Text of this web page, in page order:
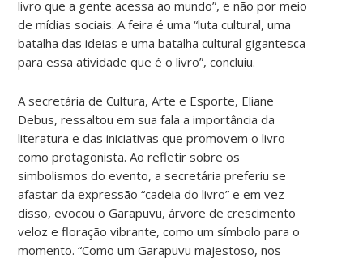
livro que a gente acessa ao mundo”, e não por meio
de mídias sociais. A feira é uma “luta cultural, uma
batalha das ideias e uma batalha cultural gigantesca
para essa atividade que é o livro”, concluiu.
A secretária de Cultura, Arte e Esporte, Eliane
Debus, ressaltou em sua fala a importância da
literatura e das iniciativas que promovem o livro
como protagonista. Ao refletir sobre os
simbolismos do evento, a secretária preferiu se
afastar da expressão “cadeia do livro” e em vez
disso, evocou o Garapuvu, árvore de crescimento
veloz e floração vibrante, como um símbolo para o
momento. “Como um Garapuvu majestoso, nos